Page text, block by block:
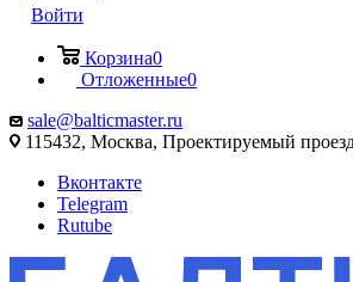
Войти
Корзина0
Отложенные0
sale@balticmaster.ru
115432, Москва, Проектируемый
Вконтакте
Telegram
Rutube